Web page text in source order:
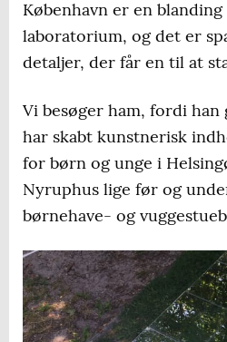
København er en
laboratorium, og det er
detaljer, der får en til at
Vi besøger ham, fordi
har skabt kunstnerisk
for børn og unge i
Nyruphus lige før og
børnehave- og